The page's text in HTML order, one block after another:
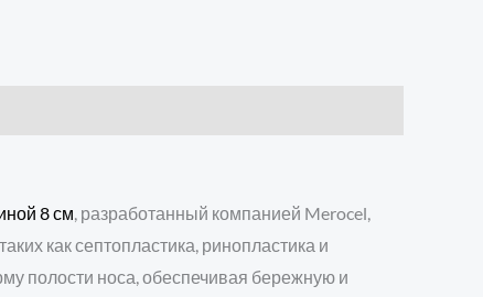
8 см, разработанный компанией Merocel,
как септопластика, ринопластика и
полости носа, обеспечивая бережную и